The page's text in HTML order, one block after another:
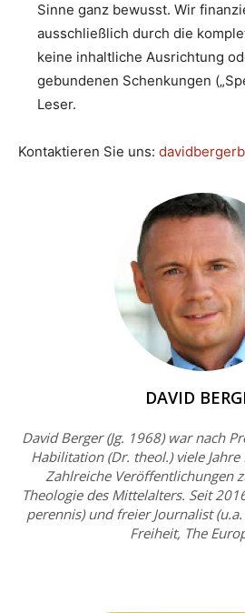
Sinne ganz bewusst. Wir
ausschließlich durch die
keine inhaltliche Ausrichtung
gebundenen Schenkungen
Leser.
Kontaktieren Sie uns:
DAVID
David Berger (Jg. 1968) war nach
Habilitation (Dr. theol.) viele
Zahlreiche Veröffentlichungen
Theologie des Mittelalters. Seit
perennis) und freier Journalist
Freiheit, The